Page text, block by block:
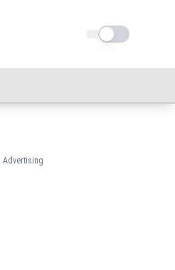
Schimba tema
Advertising